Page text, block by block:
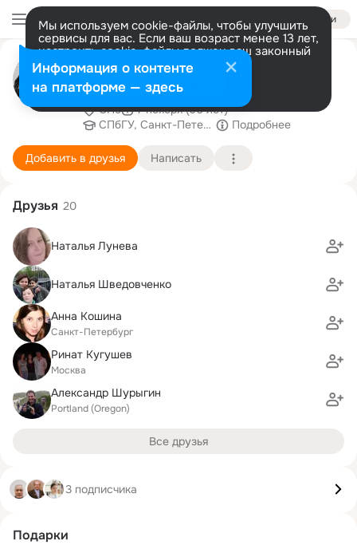
Войти
Мы используем cookie-файлы, чтобы улучшить
сервисы для вас. Если ваш возраст менее 13 лет,
настроить cookie-файлы должен ваш законный
представитель. Больше информации
Разрешить все Настроить
Александра Семёнова
(Виноградова)
СПб
7 ноября (60 лет)
СПбГУ, Санкт-ПетербургскийПодробнее
Добавить в друзья Написать
Друзья 20
Наталья Лунева
Наталья Шведовченко
Анна Кошина
Санкт-Петербург
Ринат Кугушев
Москва
Александр Шурыгин
Portland (Oregon)
Все друзья
3 подписчика
Подарки
Информация о контенте
на платформе — здесь